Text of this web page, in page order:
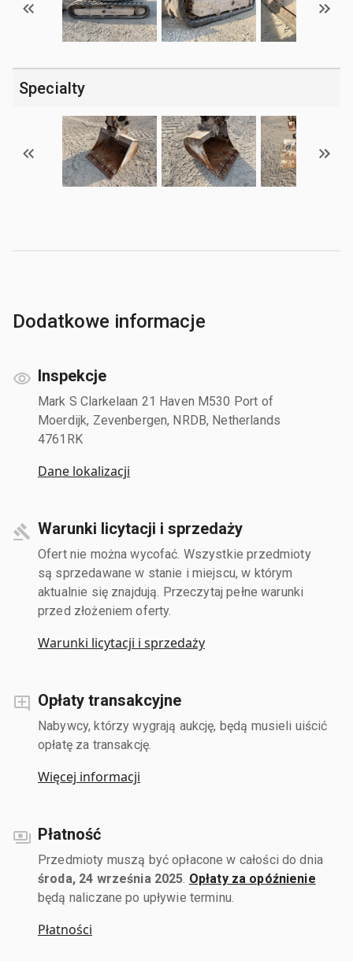
Specialty
Dodatkowe informacje
Inspekcje
Mark S Clarkelaan 21 Haven M530 Port of
Moerdijk, Zevenbergen, NRDB, Netherlands
4761RK
Dane lokalizacji
Warunki licytacji i sprzedaży
Ofert nie można wycofać. Wszystkie przedmioty
są sprzedawane w stanie i miejscu, w którym
aktualnie się znajdują. Przeczytaj pełne warunki
przed złożeniem oferty.
Warunki licytacji i sprzedaży
Opłaty transakcyjne
Nabywcy, którzy wygrają aukcję, będą musieli uiścić
opłatę za transakcję.
Więcej informacji
Płatność
Przedmioty muszą być opłacone w całości do dnia
środa, 24 września 2025 Opłaty za opóźnienie
będą naliczane po upływie terminu.
Płatności